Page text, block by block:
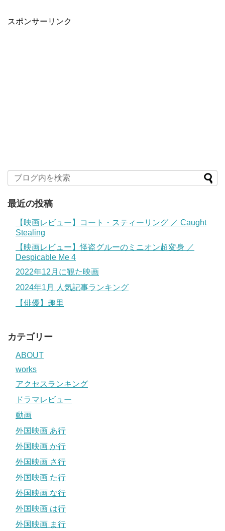
スポンサーリンク
最近の投稿
【映画レビュー】コート・スティーリング ／ Caught
Stealing
【映画レビュー】怪盗グルーのミニオン超変身 ／
Despicable Me 4
2022年12月に観た映画
2024年1月 人気記事ランキング
【俳優】趣里
カテゴリー
ABOUT
works
アクセスランキング
ドラマレビュー
動画
外国映画 あ行
外国映画 か行
外国映画 さ行
外国映画 た行
外国映画 な行
外国映画 は行
外国映画 ま行